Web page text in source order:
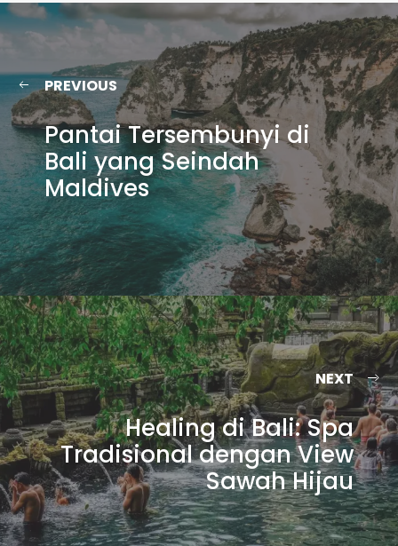
PREVIOUS
Pantai Tersembunyi di
Bali yang Seindah
Maldives
NEXT
Healing di Bali: Spa
Tradisional dengan View
Sawah Hijau